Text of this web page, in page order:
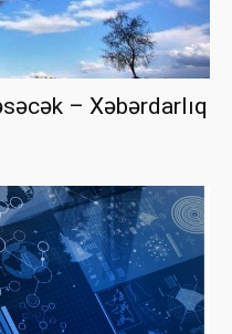
– Xəbərdarlıq